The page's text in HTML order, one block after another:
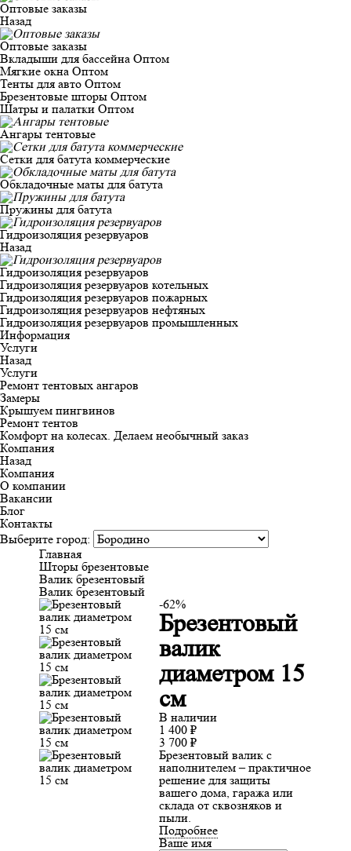
Оптовые заказы
Назад
Оптовые заказы
Вкладыши для бассейна Оптом
Мягкие окна Оптом
Тенты для авто Оптом
Брезентовые шторы Оптом
Шатры и палатки Оптом
Ангары тентовые
Сетки для батута коммерческие
Обкладочные маты для батута
Пружины для батута
Гидроизоляция резервуаров
Назад
Гидроизоляция резервуаров
Гидроизоляция резервуаров котельных
Гидроизоляция резервуаров пожарных
Гидроизоляция резервуаров нефтяных
Гидроизоляция резервуаров промышленных
Информация
Услуги
Назад
Услуги
Ремонт тентовых ангаров
Замеры
Крышуем пингвинов
Ремонт тентов
Комфорт на колесах. Делаем необычный заказ
Компания
Назад
Компания
О компании
Вакансии
Блог
Контакты
Выберите город:
Главная
Шторы брезентовые
Валик брезентовый
Валик брезентовый
-62%
Брезентовый
валик
диаметром 15
см
В наличии
1 400 ₽
3 700 ₽
Брезентовый валик с
наполнителем – практичное
решение для защиты
вашего дома, гаража или
склада от сквозняков и
пыли.
Подробнее
Ваше имя